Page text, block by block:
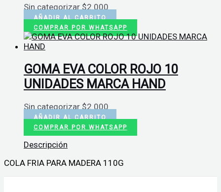
Sin categorizar $2.000
AÑADIR AL CARRITO
COMPRAR POR WHATSAPP
GOMA EVA COLOR ROJO 10
UNIDADES MARCA HAND
Sin categorizar $2.000
AÑADIR AL CARRITO
COMPRAR POR WHATSAPP
Descripción
COLA FRIA PARA MADERA 110G